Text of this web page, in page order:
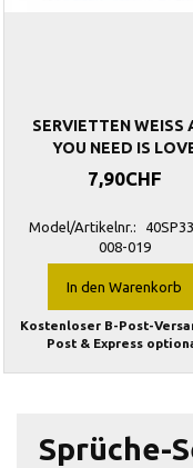
SERVIETTEN WEISS
YOU NEED IS
7,90CHF
Model/Artikelnr.:
008-019
In den Warenkorb
Kostenloser B-Post-
Post & Express
Sprüche-